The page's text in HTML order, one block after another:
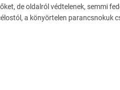
de oldalról védtelenek, semmi
a könyörtelen parancsnokuk